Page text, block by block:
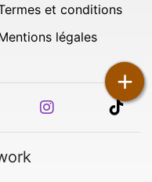
+
et conditions
légales
instagram